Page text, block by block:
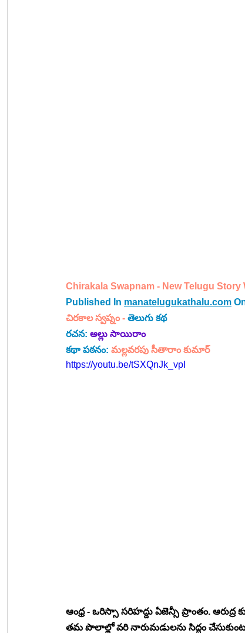
Chirakala Swapnam - New Telugu Story
Published In manatelugukathalu.com
చిరకాల స్వప్నం - తెలుగు కథ
రచన: అల్లు సాయిరాం
కథా పఠనం: మల్లవరపు సీతారాం కుమార్
https://youtu.be/tSXQnJk_vpI
ఆంధ్ర - ఒరిస్సా సరిహద్దు ఏజెన్సీ ప్రాంతం. ఆరుద్ర కురిస్తే ఆరు కార్తెలు‌ కురుస్తాయన్నట్టు
తమ పొలాల్లో వరి నారుమడులను సిద్ధం